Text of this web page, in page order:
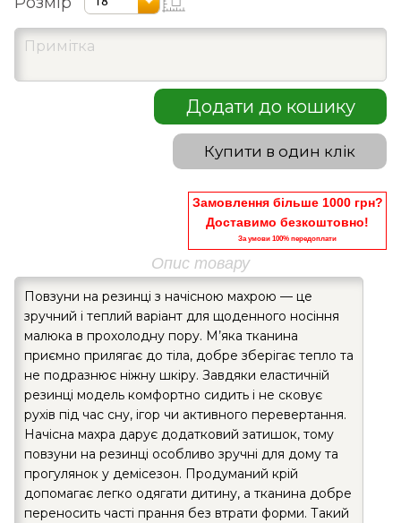
Додати до кошику
Купити в один клік
Замовлення більше 1000 грн?
Доставимо безкоштовно!
За умови 100% передоплати
Опис товару
Повзуни на резинці з начісною махрою — це
зручний і теплий варіант для щоденного носіння
малюка в прохолодну пору. М’яка тканина
приємно прилягає до тіла, добре зберігає тепло та
не подразнює ніжну шкіру. Завдяки еластичній
резинці модель комфортно сидить і не сковує
рухів під час сну, ігор чи активного перевертання.
Начісна махра дарує додатковий затишок, тому
повзуни на резинці особливо зручні для дому та
прогулянок у демісезон. Продуманий крій
допомагає легко одягати дитину, а тканина добре
переносить часті прання без втрати форми. Такий